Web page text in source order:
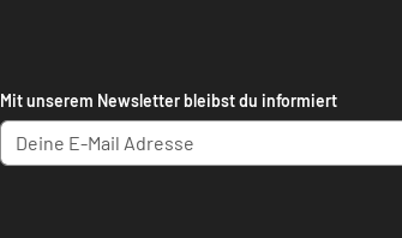
Mit unserem Newsletter bleibst du informiert